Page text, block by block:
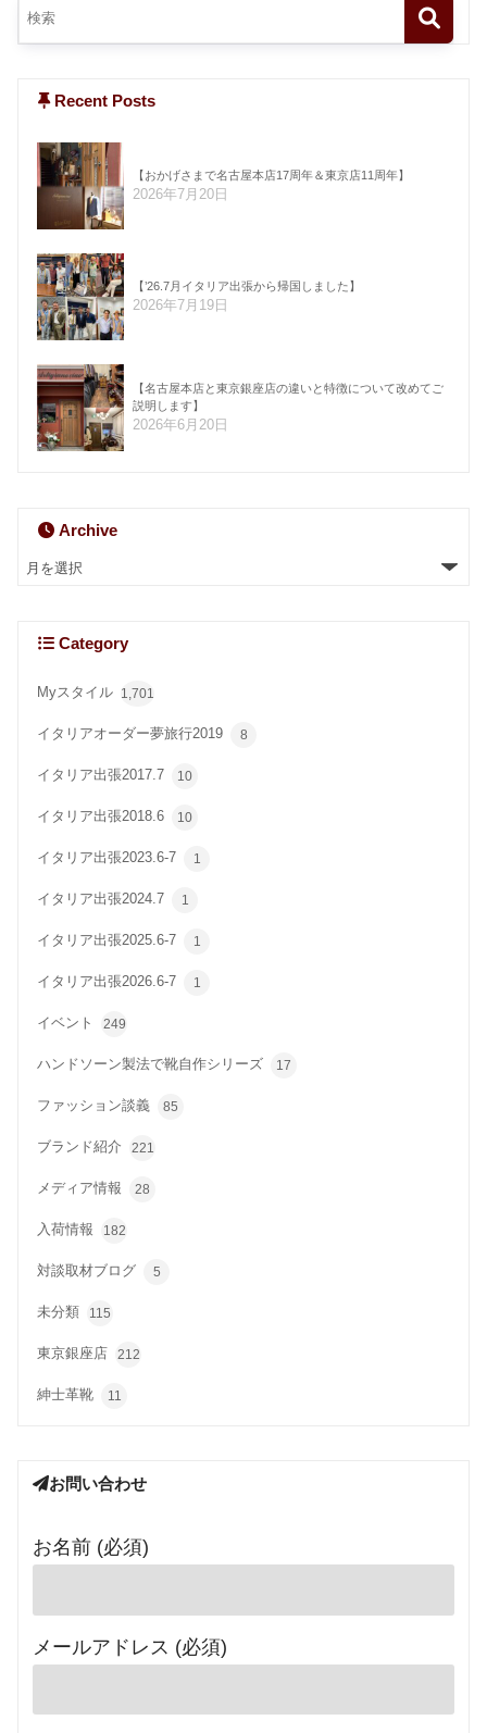
Recent Posts
【おかげさまで名古屋本店17周年＆東京店11周年】
2026年7月20日
【’26.7月イタリア出張から帰国しました】
2026年7月19日
【名古屋本店と東京銀座店の違いと特徴について改めてご
説明します】
2026年6月20日
Archive
Category
Myスタイル 1,701
イタリアオーダー夢旅行2019 8
イタリア出張2017.7 10
イタリア出張2018.6 10
イタリア出張2023.6-7 1
イタリア出張2024.7 1
イタリア出張2025.6-7 1
イタリア出張2026.6-7 1
イベント 249
ハンドソーン製法で靴自作シリーズ 17
ファッション談義 85
ブランド紹介 221
メディア情報 28
入荷情報 182
対談取材ブログ 5
未分類 115
東京銀座店 212
紳士革靴 11
お問い合わせ
お名前 (必須)
メールアドレス (必須)